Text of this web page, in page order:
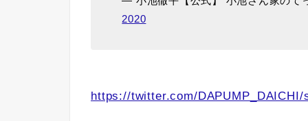
2020
https://twitter.com/DAPUMP_DAICHI/